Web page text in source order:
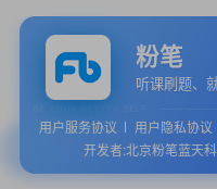
粉笔
听课刷题、
用户服务协议 用户隐私协议
开发者:北京粉笔蓝天